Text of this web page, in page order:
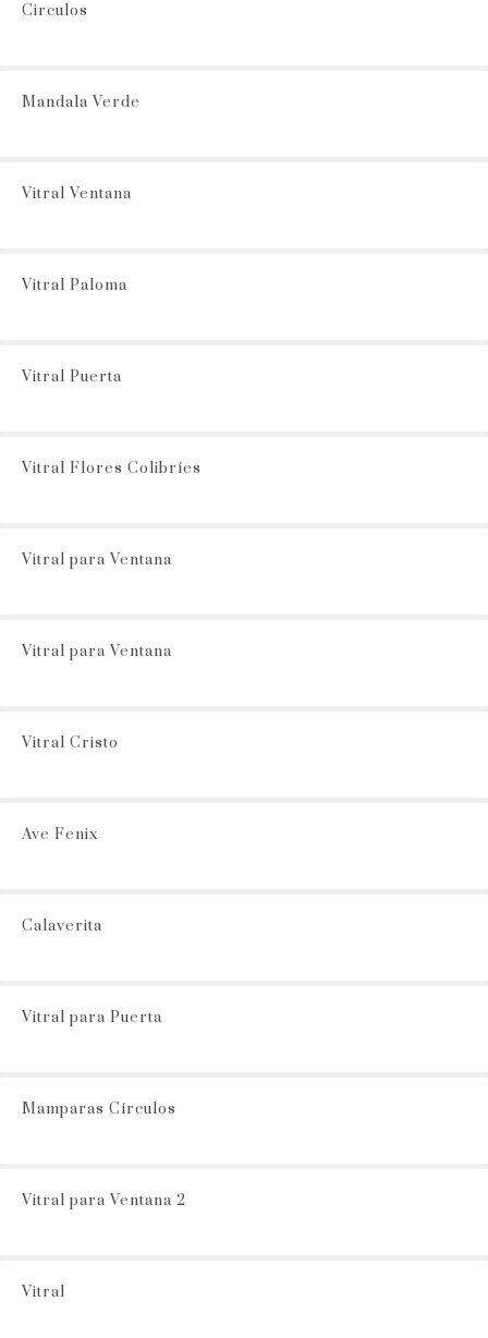
Circulos
Mandala Verde
Vitral Ventana
Vitral Paloma
Vitral Puerta
Vitral Flores Colibríes
Vitral para Ventana
Vitral para Ventana
Vitral Cristo
Ave Fenix
Calaverita
Vitral para Puerta
Mamparas Círculos
Vitral para Ventana 2
Vitral